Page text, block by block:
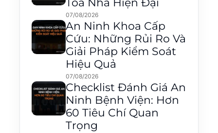
07/08/2026
An Ninh Khoa Cấp
Cứu: Những Rủi Ro Và
Giải Pháp Kiểm Soát
Hiệu Quả
07/08/2026
Checklist Đánh Giá An
Ninh Bệnh Viện: Hơn
60 Tiêu Chí Quan
Trọng